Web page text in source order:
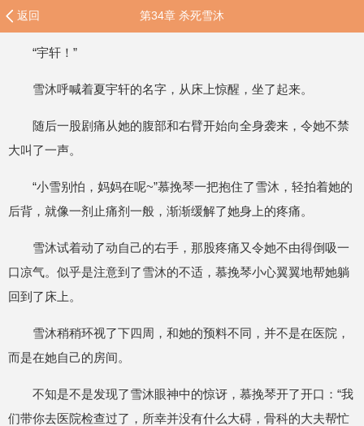
返回 第34章 杀死雪沐
“宇轩！”
雪沐呼喊着夏宇轩的名字，从床上惊醒，坐了起来。
随后一股剧痛从她的腹部和右臂开始向全身袭来，令她不禁
大叫了一声。
“小雪别怕，妈妈在呢~”慕挽琴一把抱住了雪沐，轻拍着她的
后背，就像一剂止痛剂一般，渐渐缓解了她身上的疼痛。
雪沐试着动了动自己的右手，那股疼痛又令她不由得倒吸一
口凉气。似乎是注意到了雪沐的不适，慕挽琴小心翼翼地帮她躺
回到了床上。
雪沐稍稍环视了下四周，和她的预料不同，并不是在医院，
而是在她自己的房间。
不知是不是发现了雪沐眼神中的惊讶，慕挽琴开了开口：“我
们带你去医院检查过了，所幸并没有什么大碍，骨科的大夫帮忙